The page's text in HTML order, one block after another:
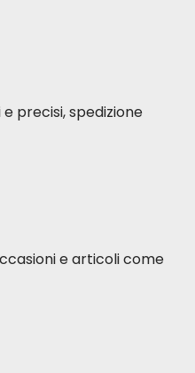
precisi, spedizione
e articoli come